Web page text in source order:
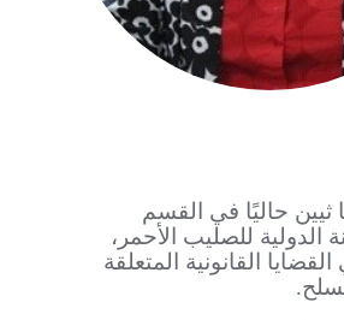
ثيين حاليًا في القسم
الدولية للصليب الأحمر،
القانونية المتعلقة